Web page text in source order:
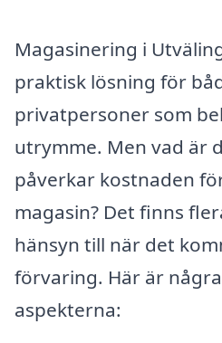
Magasinering i
praktisk lösning för
privatpersoner som
utrymme. Men vad är
påverkar kostnaden
magasin? Det finns
hänsyn till när det
förvaring. Här är
aspekterna: